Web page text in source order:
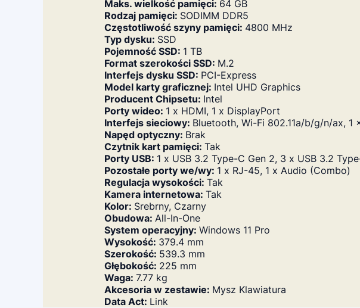
Maks. wielkość pamięci: 64 GB
Rodzaj pamięci: SODIMM DDR5
Częstotliwość szyny pamięci: 4800 MHz
Typ dysku: SSD
Pojemność SSD: 1 TB
Format szerokości SSD: M.2
Interfejs dysku SSD: PCI-Express
Model karty graficznej: Intel UHD Graphics
Producent Chipsetu: Intel
Porty wideo: 1 x HDMI, 1 x DisplayPort
Interfejs sieciowy: Bluetooth, Wi-Fi 802.11a/b/g/n/ax, 1
Napęd optyczny: Brak
Czytnik kart pamięci: Tak
Porty USB: 1 x USB 3.2 Type-C Gen 2, 3 x USB 3.2
Pozostałe porty we/wy: 1 x RJ-45, 1 x Audio (Combo)
Regulacja wysokości: Tak
Kamera internetowa: Tak
Kolor: Srebrny, Czarny
Obudowa: All-In-One
System operacyjny: Windows 11 Pro
Wysokość: 379.4 mm
Szerokość: 539.3 mm
Głębokość: 225 mm
Waga: 7.77 kg
Akcesoria w zestawie: Mysz Klawiatura
Data Act: Link